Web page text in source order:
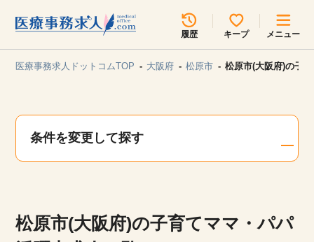
履歴 キープ メニュー
見学会・イベント情報
医療事務求人ドットコムTOP 大阪府 松原市 松原市(大阪府)の子
条件を変更して探す
松原市(大阪府)の子育てママ・パパ
所在地のエリアを選択してください
各支店担当よりご連絡させていただきます。
関東
甲信越・北陸 中国・四国